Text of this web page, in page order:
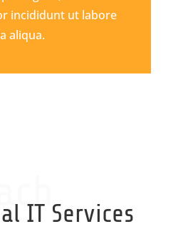
incididunt ut labore
aliqua.
IT Services